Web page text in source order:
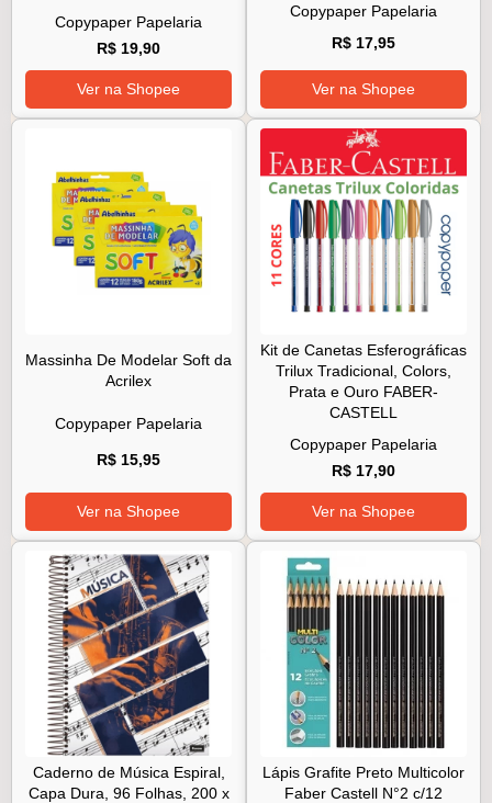
Copypaper Papelaria
R$ 19,90
Ver na Shopee
Copypaper Papelaria
R$ 17,95
Ver na Shopee
Massinha De Modelar Soft da
Acrilex
Copypaper Papelaria
R$ 15,95
Ver na Shopee
Kit de Canetas Esferográficas
Trilux Tradicional, Colors,
Prata e Ouro FABER-
CASTELL
Copypaper Papelaria
R$ 17,90
Ver na Shopee
Caderno de Música Espiral,
Capa Dura, 96 Folhas, 200 x
Lápis Grafite Preto Multicolor
Faber Castell N°2 c/12